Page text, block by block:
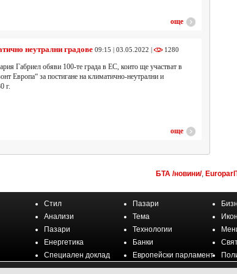
още
неутрални градове 09:15 | 03.05.2022 | 1280
Габриел обяви 100-те града в ЕС, които ще участват в
Европа“ за постигане на климатично-неутрални и
г.
още
БТА /новини/,
Стил Пазари
Анализи Тема
Пазари Технологии
Енергетика Банки
Специален доклад Европейски парламент